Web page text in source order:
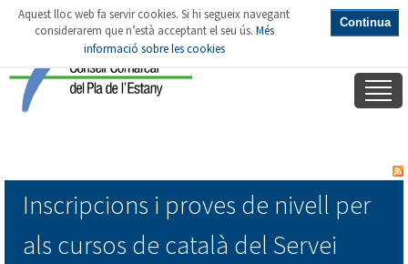
Inscripcions i proves de nivell per
als cursos de català del Servei
Aquest lloc web fa servir cookies. Si hi segueix navegant
considerarem que n’està acceptant el seu ús. Més
informació sobre les cookies
Continua